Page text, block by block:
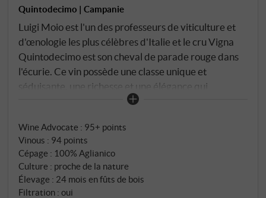
Quintodecimo | Campanie
Luigi Moio est l'un des professeurs de viticulture et
d'œnologie les plus célèbres d'Italie et le cru Vigna
Quintodecimo est son cheval de parade rouge dans
l'écurie. Ce vin possède une classe unique et
séduisante, une richesse et une élégance qui
éclipsent toute l'appellation volcanique. Le bouquet,
couches successives et libère de nouvelles
impressions toutes les minutes. Violettes, mûres
mûres, épluchures de myrtilles, prunes et fumée
blanche se déploient comme un sac à merveilles et se
retrouvent dans la sensation énergique en bouche
Wine Advocate : 95+ points
Vinous : 94 points
Cépage : 100% Aglianico
Culture : proche de la nature
Élevage : 24 mois en fûts de bois
Filtration : oui